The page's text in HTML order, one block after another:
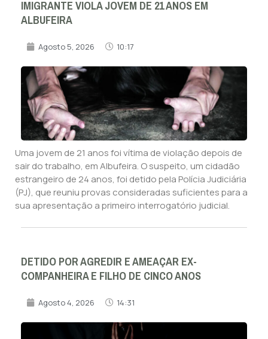
IMIGRANTE VIOLA JOVEM DE 21 ANOS EM
ALBUFEIRA
Agosto 5, 2026 10:17
Uma jovem de 21 anos foi vítima de violação depois de
sair do trabalho, em Albufeira. O suspeito, um cidadão
estrangeiro de 24 anos, foi detido pela Polícia Judiciária
(PJ), que reuniu provas consideradas suficientes para a
sua apresentação a primeiro interrogatório judicial.
DETIDO POR AGREDIR E AMEAÇAR EX-
COMPANHEIRA E FILHO DE CINCO ANOS
Agosto 4, 2026 14:31